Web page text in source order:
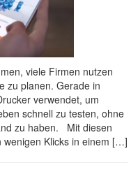
viele Firmen nutzen
zu planen. Gerade in
verwendet, um
schnell zu testen, ohne
zu haben. Mit diesen
wenigen Klicks in einem […]